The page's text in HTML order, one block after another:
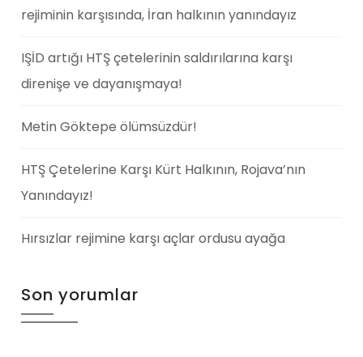
rejiminin karşısında, İran halkının yanındayız
IŞİD artığı HTŞ çetelerinin saldırılarına karşı
direnişe ve dayanışmaya!
Metin Göktepe ölümsüzdür!
HTŞ Çetelerine Karşı Kürt Halkının, Rojava’nın
Yanındayız!
Hırsızlar rejimine karşı açlar ordusu ayağa
Son yorumlar